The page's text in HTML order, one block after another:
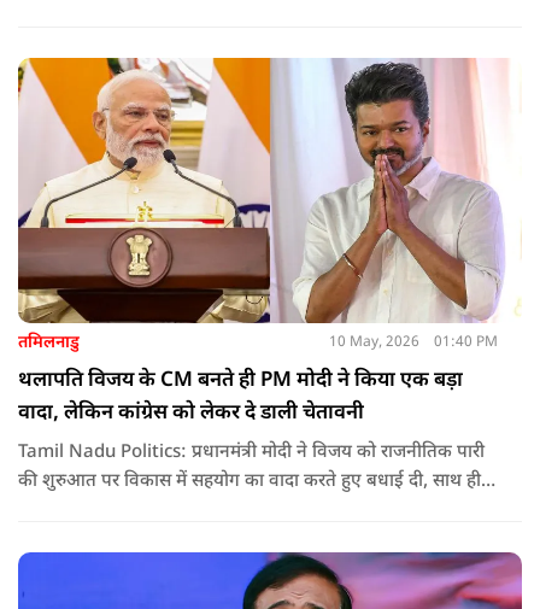
तमिलनाडु 10 May, 2026 01:40 PM
थलापति विजय के CM बनते ही PM मोदी ने किया एक बड़ा
वादा, लेकिन कांग्रेस को लेकर दे डाली चेतावनी
Tamil Nadu Politics: प्रधानमंत्री मोदी ने विजय को राजनीतिक पारी
की शुरुआत पर विकास में सहयोग का वादा करते हुए बधाई दी, साथ ही